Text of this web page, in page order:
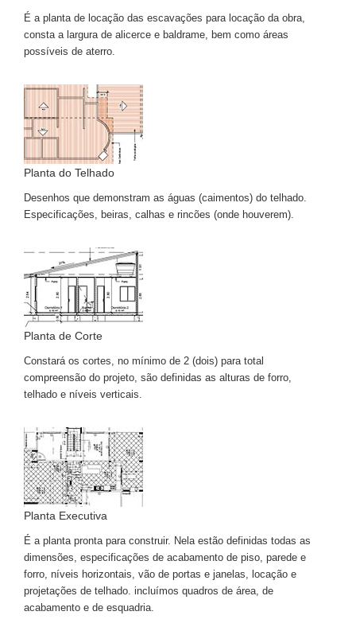
É a planta de locação das escavações para locação da obra,
consta a largura de alicerce e baldrame, bem como áreas
possíveis de aterro.
Planta do Telhado
Desenhos que demonstram as águas (caimentos) do telhado.
Especificações, beiras, calhas e rincões (onde houverem).
Planta de Corte
Constará os cortes, no mínimo de 2 (dois) para total
compreensão do projeto, são definidas as alturas de forro,
telhado e níveis verticais.
Planta Executiva
É a planta pronta para construir. Nela estão definidas todas as
dimensões, especificações de acabamento de piso, parede e
forro, níveis horizontais, vão de portas e janelas, locação e
projetações de telhado. incluímos quadros de área, de
acabamento e de esquadria.